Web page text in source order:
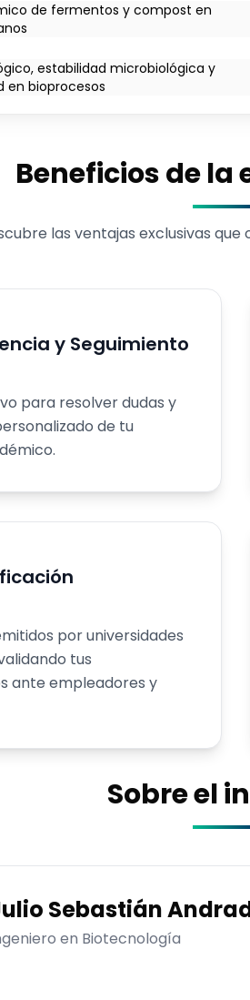
de fermentos y compost en
estabilidad microbiológica y
en bioprocesos
Beneficios de la
las ventajas exclusivas
y Seguimiento
para resolver dudas y
de tu
por universidades
tus
ante empleadores y
Sobre el
Sebastián
en Biotecnología